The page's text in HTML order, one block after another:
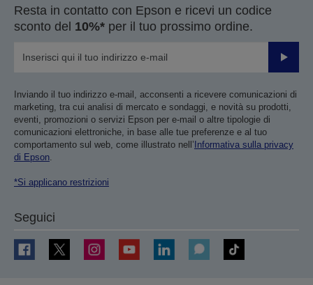
Resta in contatto con Epson e ricevi un codice
sconto del 10%* per il tuo prossimo ordine.
Invia
Inviando il tuo indirizzo e-mail, acconsenti a ricevere comunicazioni di
marketing, tra cui analisi di mercato e sondaggi, e novità su prodotti,
eventi, promozioni o servizi Epson per e-mail o altre tipologie di
comunicazioni elettroniche, in base alle tue preferenze e al tuo
comportamento sul web, come illustrato nell’Informativa sulla privacy
di Epson
*Si applicano restrizioni
Seguici